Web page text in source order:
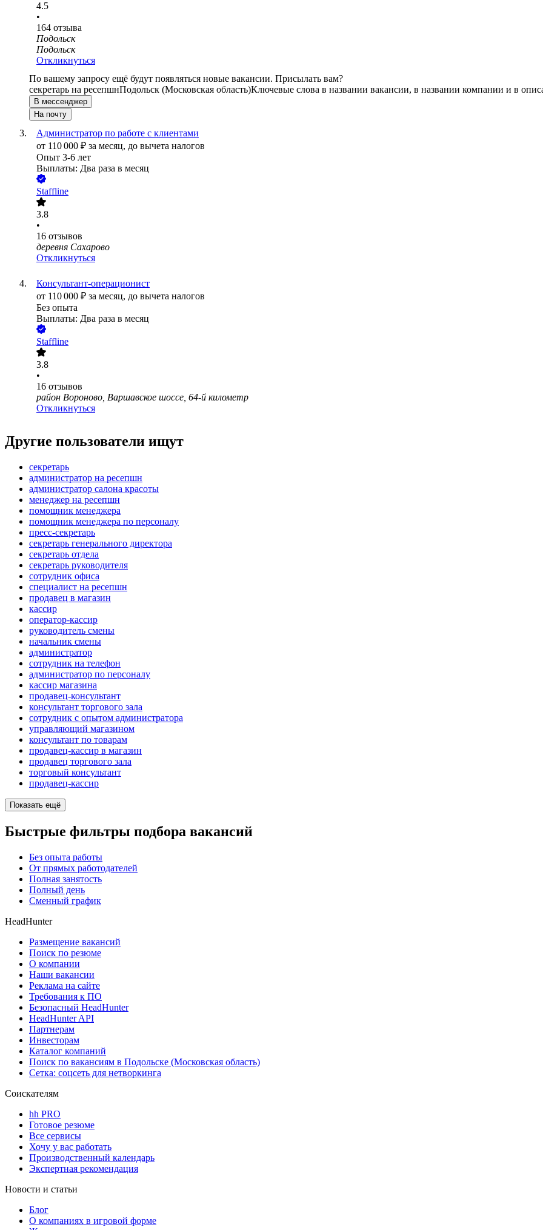
4.5
•
164 отзыва
Подольск
Подольск
Откликнуться
По вашему запросу ещё будут появляться новые вакансии. Присылать вам?
секретарь на ресепшнПодольск (Московская область)Ключевые слова в названии вакансии, в названии компании и в
В мессенджер
На почту
Администратор по работе с клиентами
от 110 000 ₽ за месяц, до вычета налогов
Опыт 3-6 лет
Выплаты: Два раза в месяц
Staffline
3.8
•
16 отзывов
деревня Сахарово
Откликнуться
Консультант-операционист
от 110 000 ₽ за месяц, до вычета налогов
Без опыта
Выплаты: Два раза в месяц
Staffline
3.8
•
16 отзывов
район Вороново, Варшавское шоссе, 64-й километр
Откликнуться
Другие пользователи ищут
секретарь
администратор на ресепшн
администратор салона красоты
менеджер на ресепшн
помощник менеджера
помощник менеджера по персоналу
пресс-секретарь
секретарь генерального директора
секретарь отдела
секретарь руководителя
сотрудник офиса
специалист на ресепшн
продавец в магазин
кассир
оператор-кассир
руководитель смены
начальник смены
администратор
сотрудник на телефон
администратор по персоналу
кассир магазина
продавец-консультант
консультант торгового зала
сотрудник с опытом администратора
управляющий магазином
консультант по товарам
продавец-кассир в магазин
продавец торгового зала
торговый консультант
продавец-кассир
Показать ещё
Быстрые фильтры подбора вакансий
Без опыта работы
От прямых работодателей
Полная занятость
Полный день
Сменный график
HeadHunter
Размещение вакансий
Поиск по резюме
О компании
Наши вакансии
Реклама на сайте
Требования к ПО
Безопасный HeadHunter
HeadHunter API
Партнерам
Инвесторам
Каталог компаний
Поиск по вакансиям в Подольске (Московская область)
Сетка: соцсеть для нетворкинга
Соискателям
hh PRO
Готовое резюме
Все сервисы
Хочу у вас работать
Производственный календарь
Экспертная рекомендация
Новости и статьи
Блог
О компаниях в игровой форме